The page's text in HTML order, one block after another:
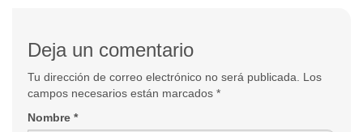
Deja un comentario
Tu dirección de correo electrónico no será publicada. Los
campos necesarios están marcados *
Nombre *